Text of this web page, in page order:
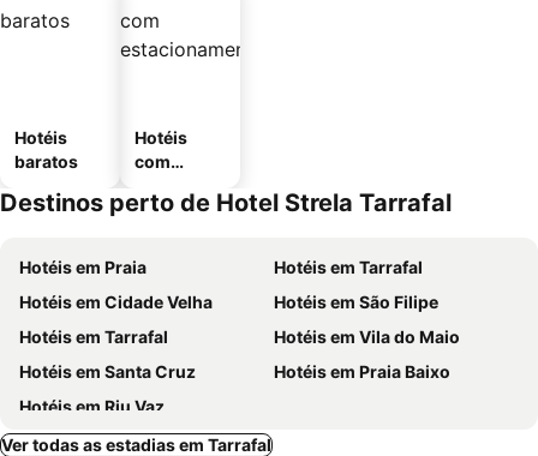
Hotéis
baratos
Hotéis
com
mento
Destinos perto de Hotel Strela Tarrafal
Hotéis em Praia
Hotéis em Tarrafal
Hotéis em Cidade Velha
Hotéis em São Filipe
Hotéis em Tarrafal
Hotéis em Vila do Maio
Hotéis em Santa Cruz
Hotéis em Praia Baixo
Hotéis em Riu Vaz
Ver todas as estadias em Tarrafal